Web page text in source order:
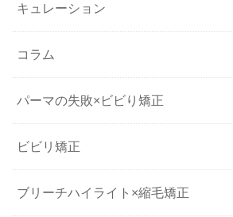
キュレーション
コラム
パーマの失敗×ビビり矯正
ビビリ矯正
ブリーチハイライト×縮毛矯正